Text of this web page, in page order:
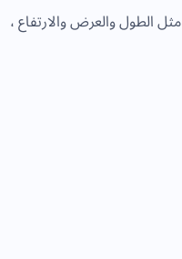
الطول والعرض والارتفاع ،